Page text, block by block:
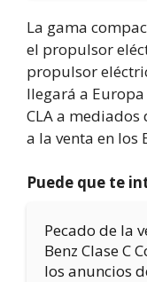
La gama
el propulsor
propulsor
llegará a
CLA a
a la venta en los
Puede que te
Pecado de la
Benz Clase C
los anuncios